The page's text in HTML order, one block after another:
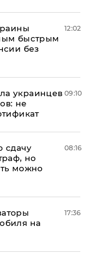
быстрым
без
12:02
украинцев
не
09:10
сдачу
но
можно
08:16
на
17:36